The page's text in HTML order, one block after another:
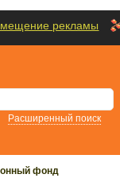
рекламы
Расширенный поиск
фонд